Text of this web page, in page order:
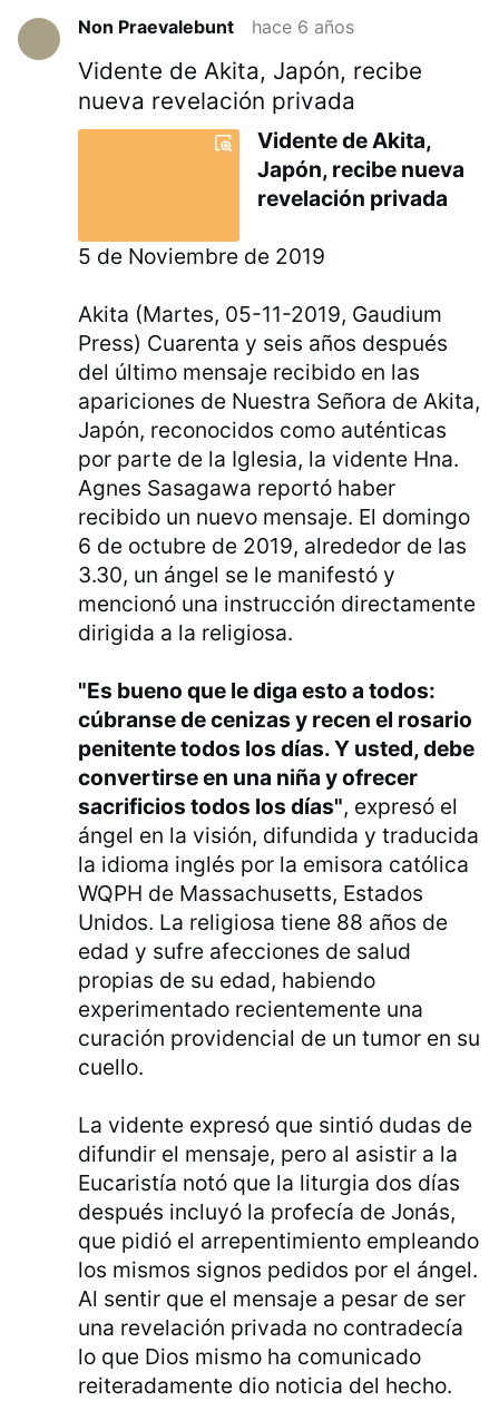
Non Praevalebunt hace 6 años
Vidente de Akita, Japón, recibe
nueva revelación privada
Vidente de Akita,
Japón, recibe nueva
revelación privada
5 de Noviembre de 2019
Akita (Martes, 05-11-2019, Gaudium
Press) Cuarenta y seis años después
del último mensaje recibido en las
apariciones de Nuestra Señora de Akita,
Japón, reconocidos como auténticas
por parte de la Iglesia, la vidente Hna.
Agnes Sasagawa reportó haber
recibido un nuevo mensaje. El domingo
6 de octubre de 2019, alrededor de las
3.30, un ángel se le manifestó y
mencionó una instrucción directamente
dirigida a la religiosa.
"Es bueno que le diga esto a todos:
cúbranse de cenizas y recen el rosario
penitente todos los días. Y usted, debe
convertirse en una niña y ofrecer
sacrificios todos los días", expresó el
ángel en la visión, difundida y traducida
la idioma inglés por la emisora católica
WQPH de Massachusetts, Estados
Unidos. La religiosa tiene 88 años de
edad y sufre afecciones de salud
propias de su edad, habiendo
experimentado recientemente una
curación providencial de un tumor en su
cuello.
La vidente expresó que sintió dudas de
difundir el mensaje, pero al asistir a la
Eucaristía notó que la liturgia dos días
después incluyó la profecía de Jonás,
que pidió el arrepentimiento empleando
los mismos signos pedidos por el ángel.
Al sentir que el mensaje a pesar de ser
una revelación privada no contradecía
lo que Dios mismo ha comunicado
reiteradamente dio noticia del hecho.